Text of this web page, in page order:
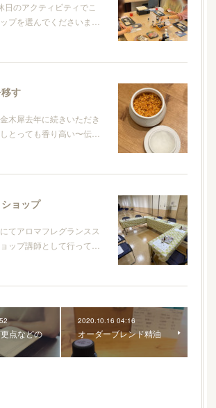
日のアクティビティでこ
プを選んでくださいま…
す
木犀去年に続きいただき
とっても香り高い〜伝…
ョップ
てアロマフレグランスス
ップ講師として行って…
点などの
2020.10.16 04:16
オーダーブレンド精油